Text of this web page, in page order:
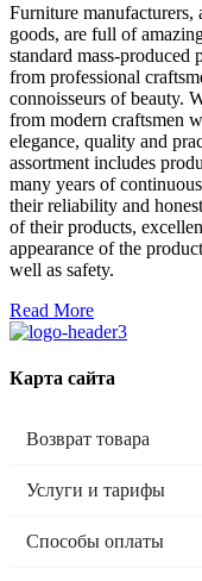
Furniture manufacturers,
goods, are full of
standard mass-produced
from professional
connoisseurs of beauty.
from modern craftsmen
elegance, quality and
assortment includes
many years of
their reliability and
of their products,
appearance of the
well as safety.
Read More
Карта сайта
Возврат товара
Услуги и тарифы
Способы оплаты